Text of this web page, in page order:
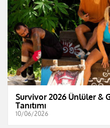
Survivor 2026 Ünlüler &
Tanıtımı
10/06/2026